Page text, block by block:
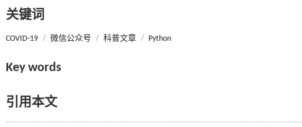
关键词
COVID-19 / 微信公众号 / 科普文章 / Python
Key words
引用本文